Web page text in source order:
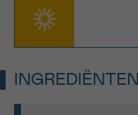
INGREDIËNTEN
*VERPLICHT VELD
Sturen